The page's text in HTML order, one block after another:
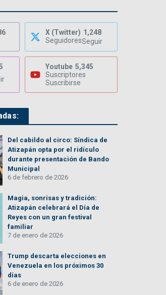
X (Twitter) 1,248
SeguidoresSeguir
Youtube 5,345
Suscriptores
Suscribirse
Del cabildo al circo: Síndica de
Atizapán opta por el ridículo
durante presentación de Bando
Municipal
6 de febrero de 2026
Magia, sonrisas y tradición:
Atizapán celebrará el Día de
Reyes con un gran festival
familiar
7 de enero de 2026
Trump descarta elecciones en
Venezuela en los próximos 30
días
6 de enero de 2026